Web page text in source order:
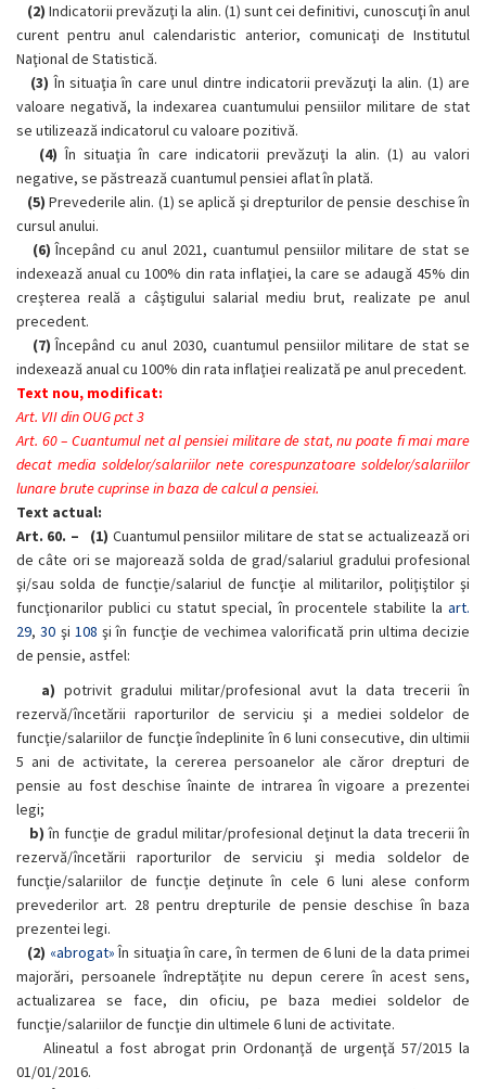
(2) Indicatorii prevăzuţi la alin. (1) sunt cei definitivi, cunoscuţi în anul
curent pentru anul calendaristic anterior, comunicaţi de Institutul
Naţional de Statistică.
(3) În situaţia în care unul dintre indicatorii prevăzuţi la alin. (1) are
valoare negativă, la indexarea cuantumului pensiilor militare de stat
se utilizează indicatorul cu valoare pozitivă.
(4) În situaţia în care indicatorii prevăzuţi la alin. (1) au valori
negative, se păstrează cuantumul pensiei aflat în plată.
(5) Prevederile alin. (1) se aplică şi drepturilor de pensie deschise în
cursul anului.
(6) Începând cu anul 2021, cuantumul pensiilor militare de stat se
indexează anual cu 100% din rata inflaţiei, la care se adaugă 45% din
creşterea reală a câştigului salarial mediu brut, realizate pe anul
precedent.
(7) Începând cu anul 2030, cuantumul pensiilor militare de stat se
indexează anual cu 100% din rata inflaţiei realizată pe anul precedent.
Text nou, modificat:
Art. VII din OUG pct 3
Art. 60 – Cuantumul net al pensiei militare de stat, nu poate fi mai mare
decat media soldelor/salariilor nete corespunzatoare soldelor/salariilor
lunare brute cuprinse in baza de calcul a pensiei.
Text actual:
Art. 60. –
(1) Cuantumul pensiilor militare de stat se actualizează ori
de câte ori se majorează solda de grad/salariul gradului profesional
şi/sau solda de funcţie/salariul de funcţie al militarilor, poliţiştilor şi
funcţionarilor publici cu statut special, în procentele stabilite la art.
29,30 şi 108 şi în funcţie de vechimea valorificată prin ultima decizie
de pensie, astfel:
a) potrivit gradului militar/profesional avut la data trecerii în
rezervă/încetării raporturilor de serviciu şi a mediei soldelor de
funcţie/salariilor de funcţie îndeplinite în 6 luni consecutive, din ultimii
5 ani de activitate, la cererea persoanelor ale căror drepturi de
pensie au fost deschise înainte de intrarea în vigoare a prezentei
legi;
b) în funcţie de gradul militar/profesional deţinut la data trecerii în
rezervă/încetării raporturilor de serviciu şi media soldelor de
funcţie/salariilor de funcţie deţinute în cele 6 luni alese conform
prevederilor art. 28 pentru drepturile de pensie deschise în baza
prezentei legi.
(2) «abrogat» În situaţia în care, în termen de 6 luni de la data primei
majorări, persoanele îndreptăţite nu depun cerere în acest sens,
actualizarea se face, din oficiu, pe baza mediei soldelor de
funcţie/salariilor de funcţie din ultimele 6 luni de activitate.
Alineatul a fost abrogat prin Ordonanţă de urgenţă 57/2015 la
01/01/2016.